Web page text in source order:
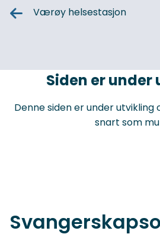
Værøy helsestasjon
VIKTIGSiden er under
Denne siden er under utvikling
snart som